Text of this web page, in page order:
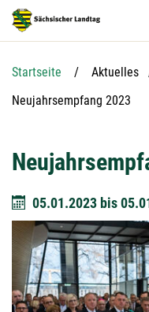
Hauptnavigation
Hauptinhalt
Service
Startseite Aktuelles
Aktuelle Seite:
Neujahrsempfang 2023
05.01.2023 bis